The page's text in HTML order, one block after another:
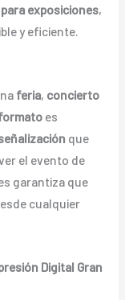
exposiciones,
y eficiente.
feria, concierto
es
que
el evento de
garantiza que
cualquier
Digital Gran